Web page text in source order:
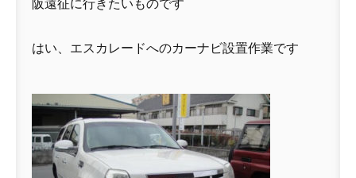
阪遠征に行きたいものです
はい、エスカレードへのカーナビ設置作業です